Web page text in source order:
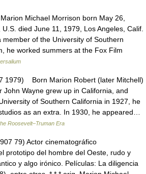
Michael Morrison born May 26,
died June 11, 1979, Los Angeles, Calif.
member of the University of Southern
he worked summers at the Fox Film
1979) Born Marion Robert (later Mitchell)
John Wayne grew up in California, and
of Southern California in 1927, he
as an extra. In 1930, he appeared…
Roosevelt–Truman Era
79) Actor cinematográfico
prototipo del hombre del Oeste, rudo y
y algo irónico. Películas: La diligencia